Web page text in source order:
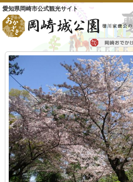
愛知県岡崎市公式観光サイト